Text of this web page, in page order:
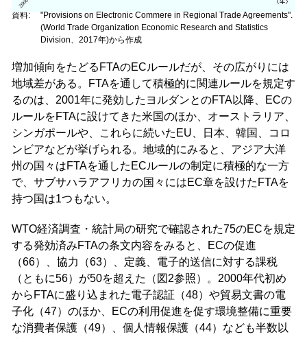
資料:
"Provisions on Electronic Commere in Regional Trade Agreements".
(World Trade Organization Economic Research and Statistics
Division、2017年)から作成
増加傾向をたどるFTAのECルールだが、その広がりには
地域差がある。FTAを通して積極的に関連ルールを規定す
るのは、2001年に発効したヨルダンとのFTA以降、ECの
ルールをFTAに設けてきた米国のほか、オーストラリア、
シンガポールや、これらに続いたEU、日本、韓国、コロ
ンビアなどが挙げられる。地域的にみると、アジア大洋
州の国々はFTAを通したECルールの制定に積極的な一方
で、サブサハラアフリカの国々にはEC章を設けたFTAを
持つ国は1つもない。
WTO経済調査・統計局の研究で確認された75のECを規定
する発効済みFTAの条文内容をみると、ECの促進
（66）、協力（63）、定義、電子的送信に対する課税
（ともに56）が50を超えた（図2参照）。2000年代初め
からFTAに盛り込まれた電子認証（48）や貿易文書の電
子化（47）のほか、ECの利用促進を促す環境整備に重要
な消費者保護（49）、個人情報保護（44）なども半数以